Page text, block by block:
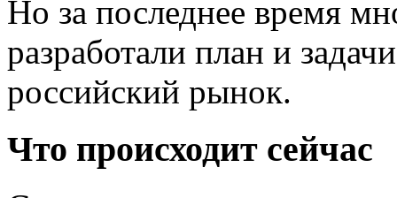
Но за последнее время
разработали план и
российский рынок.
Что происходит сейчас